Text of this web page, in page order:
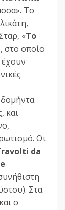
Το
«Το
στο οποίο
έχουν
και
Οι
da
Στα
ο